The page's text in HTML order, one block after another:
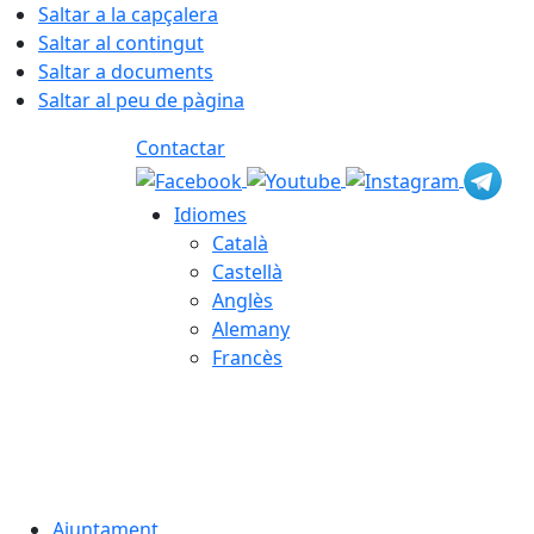
Saltar a la capçalera
Saltar al contingut
Saltar a documents
Saltar al peu de pàgina
Contactar
Idiomes
Català
Castellà
Anglès
Alemany
Francès